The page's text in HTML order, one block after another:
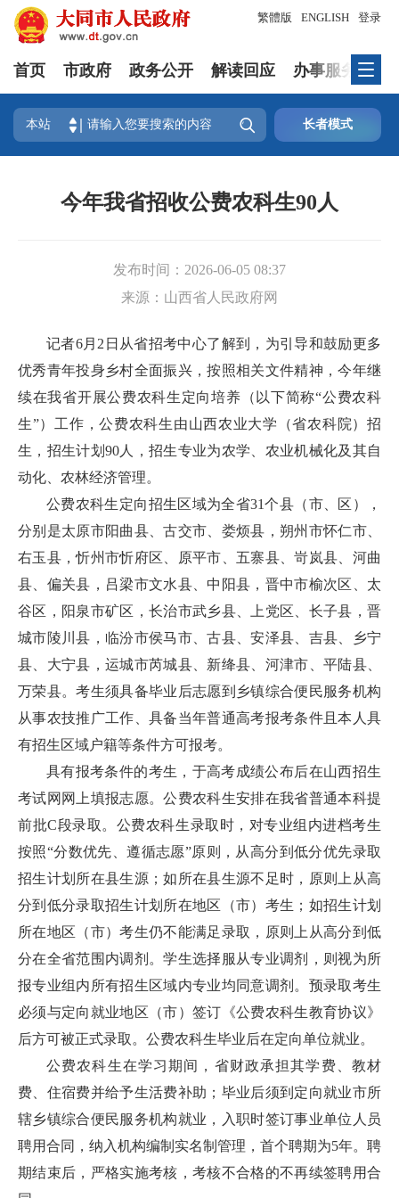
登录
繁體版 ENGLISH
首页 市政府 政务公开 解读回应 办事服务
本站  长者模式
今年我省招收公费农科生90人
发布时间： 2026-06-05 08:37
来源： 山西省人民政府网
记者6月2日从省招考中心了解到，为引导和鼓励更多
优秀青年投身乡村全面振兴，按照相关文件精神，今年继
续在我省开展公费农科生定向培养（以下简称“公费农科
生”）工作，公费农科生由山西农业大学（省农科院）招
生，招生计划90人，招生专业为农学、农业机械化及其自
动化、农林经济管理。
公费农科生定向招生区域为全省31个县（市、区），
分别是太原市阳曲县、古交市、娄烦县，朔州市怀仁市、
右玉县，忻州市忻府区、原平市、五寨县、岢岚县、河曲
县、偏关县，吕梁市文水县、中阳县，晋中市榆次区、太
谷区，阳泉市矿区，长治市武乡县、上党区、长子县，晋
城市陵川县，临汾市侯马市、古县、安泽县、吉县、乡宁
县、大宁县，运城市芮城县、新绛县、河津市、平陆县、
万荣县。考生须具备毕业后志愿到乡镇综合便民服务机构
从事农技推广工作、具备当年普通高考报考条件且本人具
有招生区域户籍等条件方可报考。
具有报考条件的考生，于高考成绩公布后在山西招生
考试网网上填报志愿。公费农科生安排在我省普通本科提
前批C段录取。公费农科生录取时，对专业组内进档考生
按照“分数优先、遵循志愿”原则，从高分到低分优先录取
招生计划所在县生源；如所在县生源不足时，原则上从高
分到低分录取招生计划所在地区（市）考生；如招生计划
所在地区（市）考生仍不能满足录取，原则上从高分到低
分在全省范围内调剂。学生选择服从专业调剂，则视为所
报专业组内所有招生区域内专业均同意调剂。预录取考生
必须与定向就业地区（市）签订《公费农科生教育协议》
后方可被正式录取。公费农科生毕业后在定向单位就业。
公费农科生在学习期间，省财政承担其学费、教材
费、住宿费并给予生活费补助；毕业后须到定向就业市所
辖乡镇综合便民服务机构就业，入职时签订事业单位人员
聘用合同，纳入机构编制实名制管理，首个聘期为5年。聘
期结束后，严格实施考核，考核不合格的不再续签聘用合